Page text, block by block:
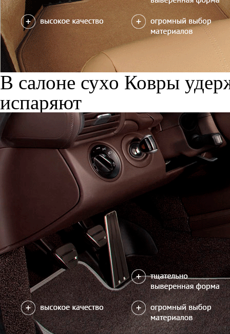
В салоне сухо Ковры
испаряют